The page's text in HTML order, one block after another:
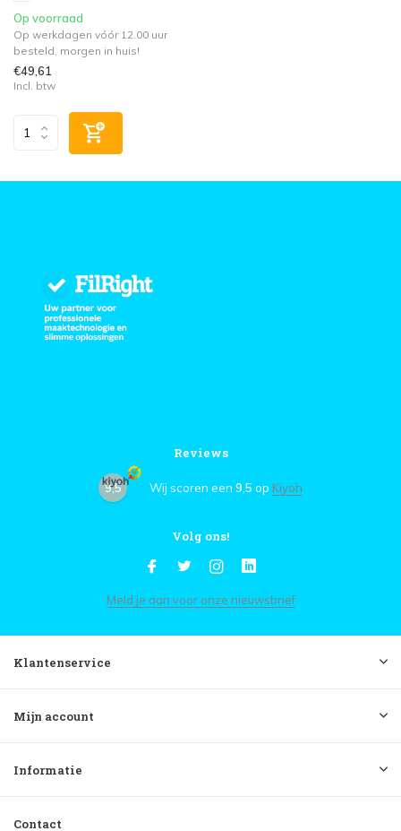
Op voorraad
Op werkdagen vóór 12.00 uur
besteld, morgen in huis!
€49,61
Incl. btw
Reviews
9,5 Wij scoren een 9,5 op Kiyoh
Volg ons!
Meld je aan voor onze nieuwsbrief
Klantenservice
Mijn account
Informatie
Contact